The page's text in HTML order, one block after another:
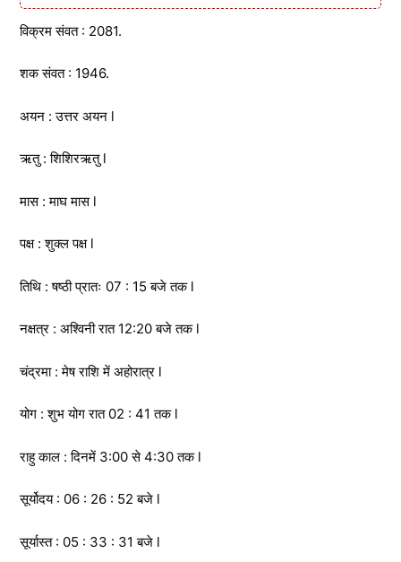
विक्रम संवत : 2081.
शक संवत : 1946.
अयन : उत्तर अयन l
ऋतु : शिशिरऋतु l
मास : माघ मास l
पक्ष : शुक्ल पक्ष l
तिथि : षष्ठी प्रातः 07 : 15 बजे तक l
नक्षत्र : अश्विनी रात 12:20 बजे तक l
चंद्रमा : मेष राशि में अहोरात्र l
योग : शुभ योग रात 02 : 41 तक l
राहु काल : दिनमें 3:00 से 4:30 तक l
सूर्योदय : 06 : 26 : 52 बजे l
सूर्यास्त : 05 : 33 : 31 बजे l